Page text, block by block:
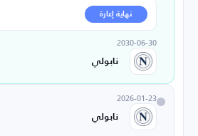
نهاية إعارة
2030-06-30
نابولي
2026-01-23
نابولي